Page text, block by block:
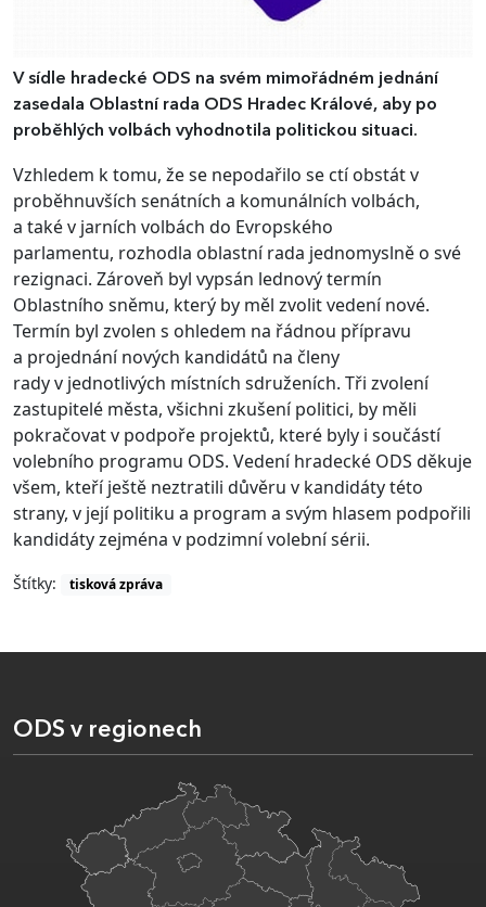
V sídle hradecké ODS na svém mimořádném jednání
zasedala Oblastní rada ODS Hradec Králové, aby po
proběhlých volbách vyhodnotila politickou situaci.
Vzhledem k tomu, že se nepodařilo se ctí obstát v
proběhnuvších senátních a komunálních volbách,
a také v jarních volbách do Evropského
parlamentu, rozhodla oblastní rada jednomyslně o své
rezignaci. Zároveň byl vypsán lednový termín
Oblastního sněmu, který by měl zvolit vedení nové.
Termín byl zvolen s ohledem na řádnou přípravu
a projednání nových kandidátů na členy
rady v jednotlivých místních sdruženích. Tři zvolení
zastupitelé města, všichni zkušení politici, by měli
pokračovat v podpoře projektů, které byly i součástí
volebního programu ODS. Vedení hradecké ODS děkuje
všem, kteří ještě neztratili důvěru v kandidáty této
strany, v její politiku a program a svým hlasem podpořili
kandidáty zejména v podzimní volební sérii.
Štítky: tisková zpráva
ODS v regionech